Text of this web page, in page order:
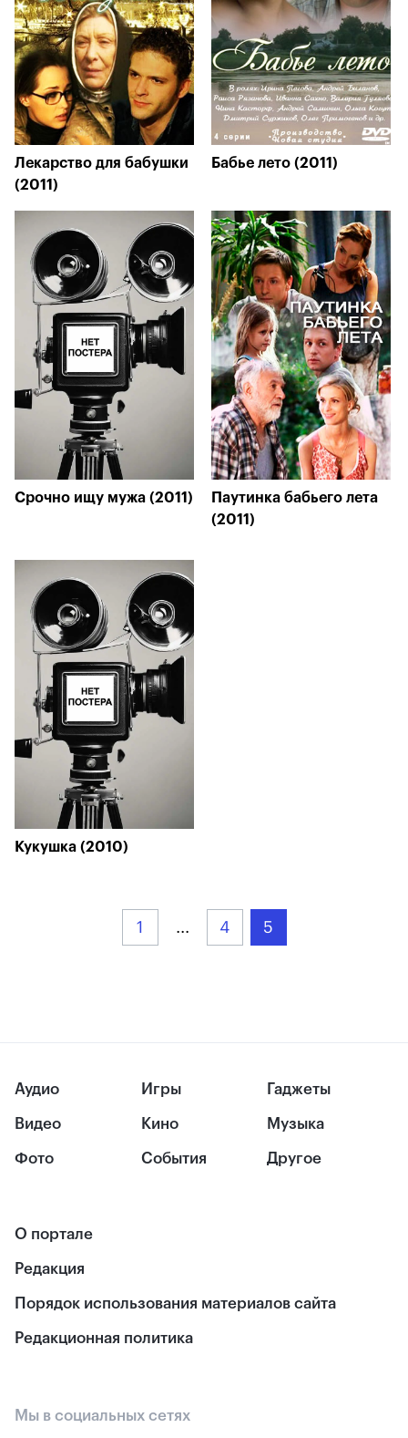
Лекарство для бабушки
(2011)
Бабье лето (2011)
Срочно ищу мужа (2011)
Паутинка бабьего лета
(2011)
Кукушка (2010)
1 ... 4 5
Аудио
Видео
Фото
Игры
Кино
События
Гаджеты
Музыка
Другое
О портале
Редакция
Порядок использования материалов сайта
Редакционная политика
Мы в социальных сетях